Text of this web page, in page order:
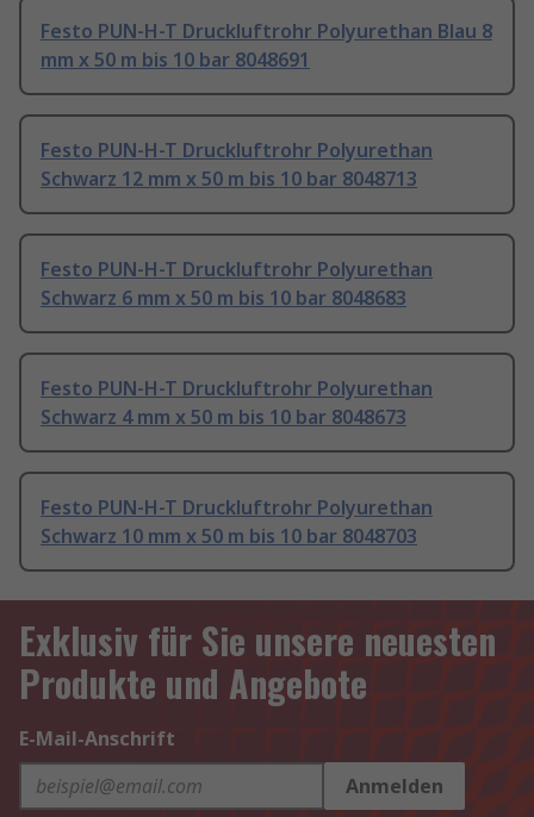
Festo PUN-H-T Druckluftrohr Polyurethan Blau 8
mm x 50 m bis 10 bar 8048691
Festo PUN-H-T Druckluftrohr Polyurethan
Schwarz 12 mm x 50 m bis 10 bar 8048713
Festo PUN-H-T Druckluftrohr Polyurethan
Schwarz 6 mm x 50 m bis 10 bar 8048683
Festo PUN-H-T Druckluftrohr Polyurethan
Schwarz 4 mm x 50 m bis 10 bar 8048673
Festo PUN-H-T Druckluftrohr Polyurethan
Schwarz 10 mm x 50 m bis 10 bar 8048703
Exklusiv für Sie unsere neuesten
Produkte und Angebote
E-Mail-Anschrift
Anmelden